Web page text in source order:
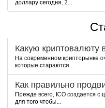
доллару сегодня, 2...
Какую криптовалюту
На современном крипторынке
которые стараются...
Как правильно
Прежде всего, ICO создается с
для того чтобы...